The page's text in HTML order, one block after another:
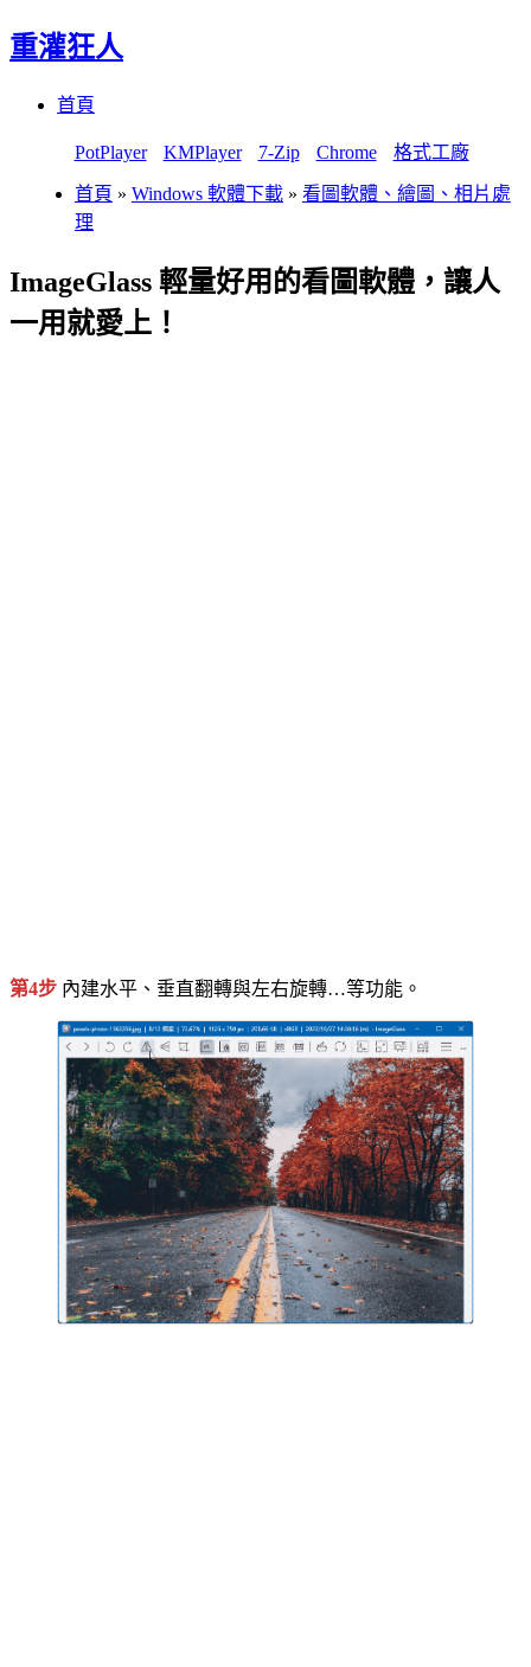
重灌狂人
首頁
PotPlayer KMPlayer 7-Zip Chrome 格式工廠
首頁 » Windows 軟體下載 » 看圖軟體、繪圖、相片處
理
ImageGlass 輕量好用的看圖軟體，讓人
一用就愛上！
第4步 內建水平、垂直翻轉與左右旋轉…等功能。